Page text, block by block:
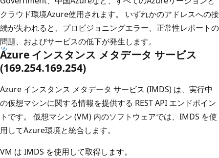
クラウド環境Azure使用されます。 いずれかのアドレスへの接
続が失われると、プロビジョニングエラー、正常性レポートの
問題、およびサービスの低下が発生します。
Azure インスタンス メタデータ サービス
(169.254.169.254)
Azure インスタンス メタデータ サービス (IMDS) は、実行中
の仮想マシンに関する情報を提供する REST API エンドポイン
トです。 仮想マシン (VM) 内のソフトウェアでは、IMDS を使
用してAzure環境と統合します。
VM は IMDS を使用して取得します。